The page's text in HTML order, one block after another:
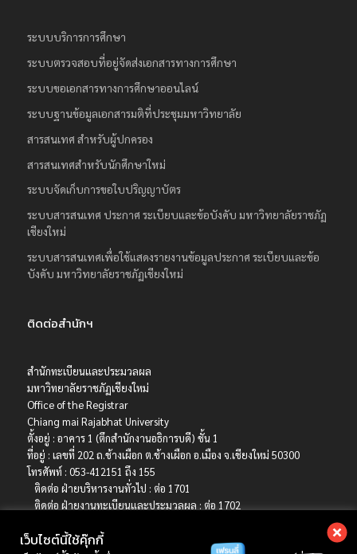
ระบบบริการการศึกษา
ระบบตรวจสอบที่อยู่จัดส่งเอกสารทางการศึกษา
ระบบขอเอกสารทางการศึกษาออนไลน์
ระบบฐานข้อมูลเอกสารมติที่ประชุมมหาวิทยาลัย
สารสนเทศ สำหรับผู้ปกครอง
สารสนเทศสำหรับนักศึกษาใหม่
ระบบจัดเก็บการขอใบปริญญาบัตร
ระบบสารสนเทศ ประกาศ ระเบียบและข้อบังคับ มหาวิทยาลัยราชภัฏ
เชียงใหม่
ระบบสารสนเทศเพื่อใช้แสดงรายงานข้อมูลประกาศ ระเบียบและข้อ
บังคับ มหาวิทยาลัยราชภัฏเชียงใหม่
ติดต่อสำนักฯ
สำนักทะเบียนและประมวลผล
มหาวิทยาลัยราชภัฏเชียงใหม่
Office of the Registrar
Chiang mai Rajabhat University
ตั้งอยู่ : อาคาร 1 (ตึกสำนักงานอธิการบดี) ชั้น 1
ที่อยู่ : เลขที่ 202 ถ.ช้างเผือก ต.ช้างเผือก อ.เมือง จ.เชียงใหม่ 50300
โทรศัพท์ : 053-412151 ถึง 155
ติดต่อ ฝ่ายบริหารงานทั่วไป : ต่อ 1701
ติดต่อ ฝ่ายงานทะเบียนและประมวลผล : ต่อ 1702
ติดต่อ ฝ่ายรับเข้าศึกษา : ต่อ 1704
เว็บไซต์นี้ใช้คุ๊กกี้